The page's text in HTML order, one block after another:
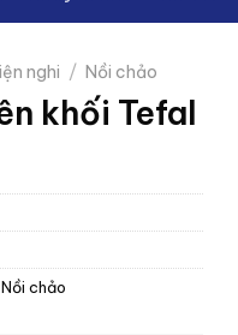
nghi / Nồi chảo
khối Tefal
Nồi chảo